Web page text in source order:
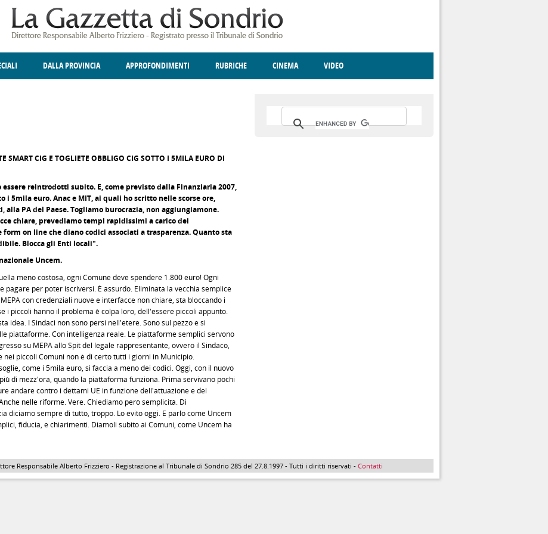
DALLA PROVINCIA APPROFONDIMENTI RUBRICHE CINEMA VIDEO
SMART CIG E TOGLIETE OBBLIGO CIG SOTTO I 5MILA EURO DI
reintrodotti subito. E, come previsto dalla Finanziaria 2007,
5mila euro. Anac e MIT, ai quali ho scritto nelle scorse ore,
PA del Paese. Togliamo burocrazia, non aggiungiamone.
chiare, prevediamo tempi rapidissimi a carico dei
on line che diano codici associati a trasparenza. Quanto sta
Blocca gli Enti locali".
Uncem.
meno costosa, ogni Comune deve spendere 1.800 euro! Ogni
pagare per poter iscriversi. È assurdo. Eliminata la vecchia semplice
con credenziali nuove e interfacce non chiare, sta bloccando i
i piccoli hanno il problema è colpa loro, dell'essere piccoli appunto.
idea. I Sindaci non sono persi nell'etere. Sono sul pezzo e si
piattaforme. Con intelligenza reale. Le piattaforme semplici servono
su MEPA allo Spit del legale rappresentante, ovvero il Sindaco,
piccoli Comuni non è di certo tutti i giorni in Municipio.
come i 5mila euro, si faccia a meno dei codici. Oggi, con il nuovo
di mezz'ora, quando la piattaforma funziona. Prima servivano pochi
andare contro i dettami UE in funzione dell'attuazione e del
nelle riforme. Vere. Chiediamo però semplicità. Di
diciamo sempre di tutto, troppo. Lo evito oggi. E parlo come Uncem
fiducia, e chiarimenti. Diamoli subito ai Comuni, come Uncem ha
Responsabile Alberto Frizziero - Registrazione al Tribunale di Sondrio 285 del 27.8.1997 - Tutti i diritti riservati - Contatti